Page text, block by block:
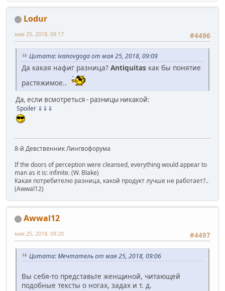
Lodur
#4496
мая 25, 2018, 09:17
Цитата: ivanovgoga от мая 25, 2018, 09:09
Да какая нафиг разница? Аntiquitas как бы понятие
растяжимое..
Да, если всмотреться - разницы никакой:
Spoiler ⇓⇓⇓
8-й Девственник Лингвофорума
If the doors of perception were cleansed, everything would appear to
man as it is: infinite. (W. Blake)
Какая потребителю разница, какой продукт лучше не работает?..
(Awwal12)
Awwal12
#4497
мая 25, 2018, 09:20
Цитата: Мечтатель от мая 25, 2018, 09:06
Вы себя-то представьте женщиной, читающей
подобные тексты о ногах, задах и т. д.